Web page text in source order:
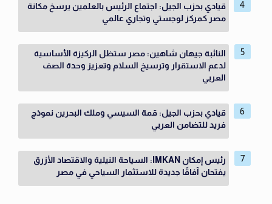
قيادي بحزب الجيل: اجتماع الرئيس بالعلمين يرسخ مكانة
مصر كمركز لوجستي وتجاري عالمي
النائبة جيهان شاهين: مصر ستظل الركيزة الأساسية
لدعم الاستقرار وترسيخ السلام وتعزيز وحدة الصف
العربي
قيادي بحزب الجيل: قمة السيسي وملك البحرين نموذج
فريد للتضامن العربي
رئيس إمكان IMKAN: السياحة النيلية والاقتصاد الأزرق
يفتحان آفاقًا جديدة للاستثمار السياحي في مصر